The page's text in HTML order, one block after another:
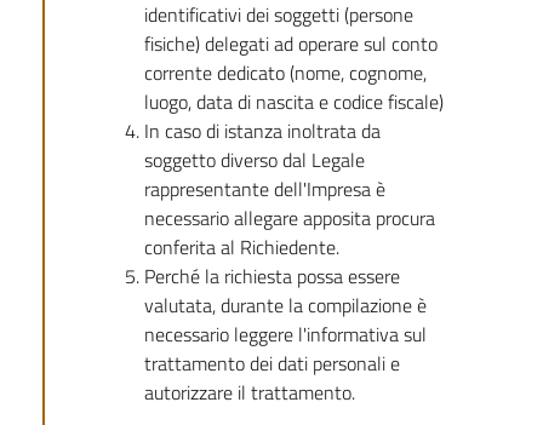
identificativi dei soggetti (persone
fisiche) delegati ad operare sul conto
corrente dedicato (nome, cognome,
luogo, data di nascita e codice fiscale)
In caso di istanza inoltrata da
soggetto diverso dal Legale
rappresentante dell'Impresa è
necessario allegare apposita procura
conferita al Richiedente.
Perché la richiesta possa essere
valutata, durante la compilazione è
necessario leggere l'informativa sul
trattamento dei dati personali e
autorizzare il trattamento.